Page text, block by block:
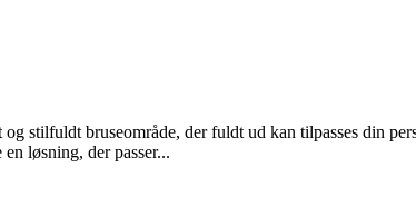
stilfuldt bruseområde, der fuldt ud kan tilpasses din
løsning, der passer...